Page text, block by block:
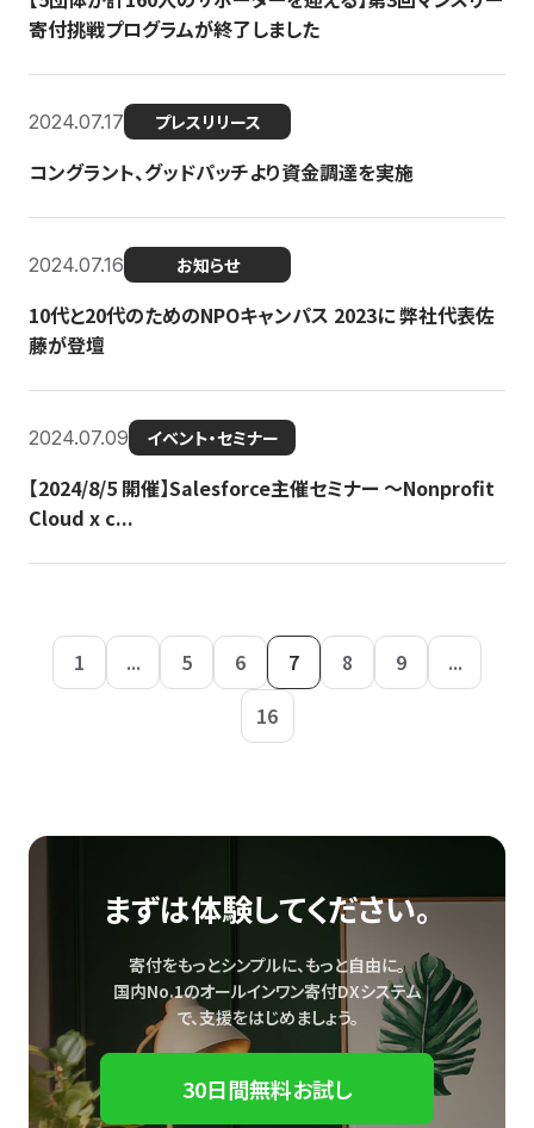
寄付挑戦プログラムが終了しました
2024.07.17 プレスリリース
コングラント、グッドパッチより資金調達を実施
2024.07.16 お知らせ
10代と20代のためのNPOキャンパス 2023に 弊社代表佐
藤が登壇
2024.07.09 イベント・セミナー
【2024/8/5 開催】Salesforce主催セミナー 〜Nonprofit
Cloud x c...
1 ... 5 6 7 8 9
...
16
まずは体験してください。
寄付をもっとシンプルに、もっと自由に。
国内No.1のオールインワン寄付DXシステム
で、支援をはじめましょう。
30日間無料お試し